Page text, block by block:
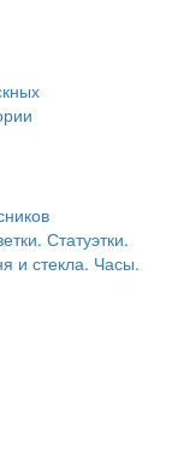
Статуэтки.
и стекла. Часы.